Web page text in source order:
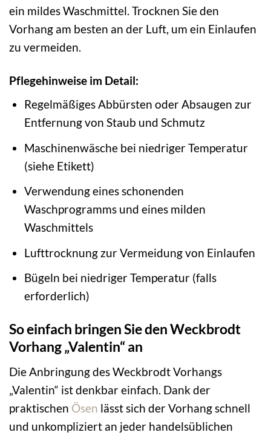
ein mildes Waschmittel. Trocknen Sie den
Vorhang am besten an der Luft, um ein Einlaufen
zu vermeiden.
Pflegehinweise im Detail:
Regelmäßiges Abbürsten oder Absaugen zur
Entfernung von Staub und Schmutz
Maschinenwäsche bei niedriger Temperatur
(siehe Etikett)
Verwendung eines schonenden
Waschprogramms und eines milden
Waschmittels
Lufttrocknung zur Vermeidung von Einlaufen
Bügeln bei niedriger Temperatur (falls
erforderlich)
So einfach bringen Sie den Weckbrodt
Vorhang „Valentin“ an
Die Anbringung des Weckbrodt Vorhangs
„Valentin“ ist denkbar einfach. Dank der
praktischen Ösen lässt sich der Vorhang schnell
und unkompliziert an jeder handelsüblichen